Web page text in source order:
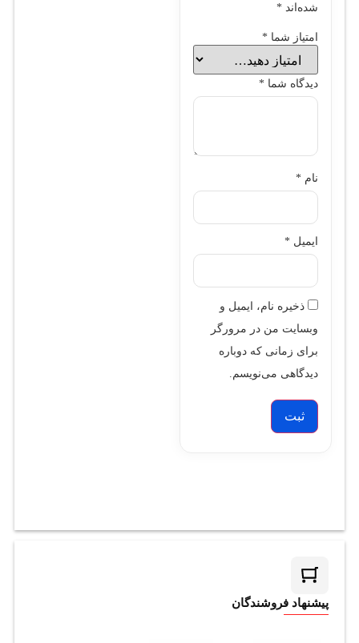
شده‌اند *
امتیاز شما *
دیدگاه شما *
نام *
ایمیل *
ذخیره نام، ایمیل و
وبسایت من در مرورگر
برای زمانی که دوباره
دیدگاهی می‌نویسم.
پیشنهاد فروشندگان